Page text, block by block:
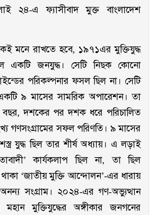
২৪-এ ফ্যাসীবাদ মুক্ত বাংলাদেশ
মনে রাখতে হবে, ১৯৭১এর মুক্তিযুদ্ধ
একটি জনযুদ্ধ। সেটি নিছক কোনো
পরিকল্পনার ফসল ছিল না। সেটি
৯ মাসের সামরিক অপারেশন। তা
দশকের পর দশক ধরে পরিচালিত
গণসংগ্রামের সফল পরিণতি। ৯ মাসের
যুদ্ধ ছিল তার শীর্ষ অধ্যায়। এ লড়াই
কার্যকলাপ ছিল না, তা ছিল
থাকা ‘জাতীয় মুক্তি আন্দোলন’-এর ধারায়
সংগ্রাম। ২০২৪-এর গণ-অভ্যুত্থান
মুক্তিযুদ্ধের অঙ্গীকার জনগনের